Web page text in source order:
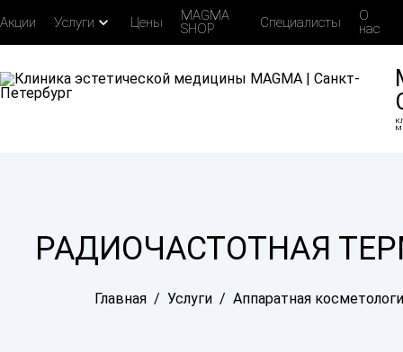
Акции Услуги expand_more Цены
MAGMA
SHOP
Специалисты
О
нас
РАДИОЧАСТОТНАЯ
Главная / Услуги / Аппаратная